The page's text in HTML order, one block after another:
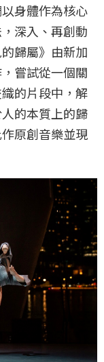
身體作為核心
深入、再創動
歸屬》由新加
嘗試從一個關
的片段中，解
的本質上的歸
原創音樂並現